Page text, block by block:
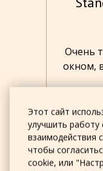
Этот сайт
улучшить
взаимодействия
чтобы
cookie, или
Очень
окном,